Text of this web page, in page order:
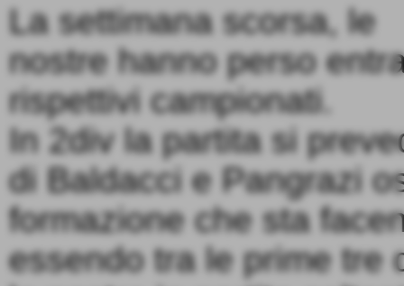
La settimana scorsa, le
nostre hanno perso
rispettivi campionati.
In 2div la partita si
di Baldacci e Pangrazi
formazione che sta
essendo tra le prime tre